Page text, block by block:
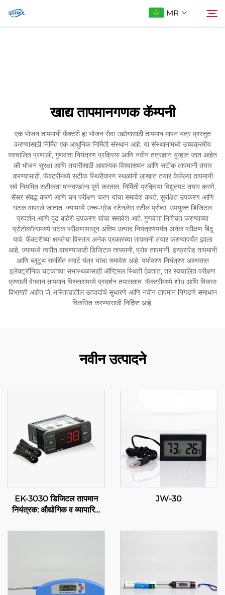
MR
खाद्य तापमानगणक कॅम्पनी
एक भोजन तापमानी फॅक्टरी हा भोजन सेवा उद्योगासाठी तापमान मापन यंत्र प्रस्तुत
करण्यासाठी निर्मित एक आधुनिक निर्मिती संस्थान आहे. या संस्थानांमध्ये उच्चक्रमीय
स्वचालित प्रणाली, गुणवत्ता नियंत्रण प्रक्रिया आणि नवीन तंत्रज्ञान युन्हात जात आहेत
की भोजन सुरक्षा आणि तयारीसाठी आवश्यक विश्वासघन आणि सटीक तापमानी तयार
करण्यासाठी. फॅक्टरीमध्ये सटीक स्थिरीकरण स्थळांनी लाखात तयार केलेल्या तापमानी
सर्व नियमित सटीकता मानदण्डांना पूर्ण करतात. निर्मिती प्रक्रिया विद्युतपट तयार करणे,
सेंसर संबद्ध करणे आणि घन परीक्षण चरण यांचा समावेश करते. सुरक्षित उपकरण आणि
घटक वापरले जातात, ज्यामध्ये उच्च-ग्रेड स्टेनलेस स्टील प्रोब्स, उपयुक्त डिजिटल
प्रदर्शन आणि दृढ बाहेरी उपकरण यांचा समावेश आहे. गुणवत्ता निश्चित करण्याच्या
प्रोटोकॉल्समध्ये घटक परीक्षणापासून अंतिम उत्पाद नियंत्रणपर्यंत अनेक परीक्षण बिंदू
यावे. फॅक्टरीच्या क्षमतेचा विस्तार अनेक प्रकारच्या तापमानी तयार करण्यापर्यंत झाला
आहे, ज्यामध्ये त्वरीत वाचण्यासाठी डिजिटल तापमानी, प्रोब तापमानी, इन्फ्रारेड तापमानी
आणि ब्लूटूथ समर्थित स्मार्ट यंत्र यांचा समावेश आहे. पर्यावरण नियंत्रण आत्मसात
इलेक्ट्रॉनिक घटकांच्या सभास्थळासाठी ऑप्टिमल स्थिती ठेवतात, तर स्वचालित परीक्षण
प्रणाली वेगवान तापमान विस्तारांमध्ये प्रदर्शन तपासतात. फॅक्टरीमध्ये शोध आणि विकास
विभागही आहेत जे अस्तित्वातील उत्पादांचे सुधारणे आणि नवीन तापमान निगडणे समाधान
विकसित करण्यासाठी निर्दिष्ट आहे.
नवीन उत्पादने
EK-3030 डिजिटल तापमान
नियंत्रक: औद्योगिक व व्यापारिक
JW-30